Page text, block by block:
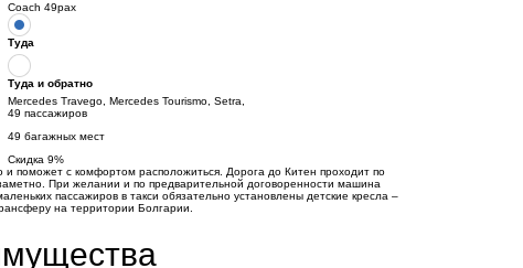
Coach 49pax
Туда
Туда и обратно
Mercedes Travego, Mercedes Tourismo, Setra,
49 пассажиров
49 багажных мест
Скидка 9%
и поможет с комфортом расположиться. Дорога до Китен проходит по
При желании и по предварительной договоренности машина
пассажиров в такси обязательно установлены детские кресла –
на территории Болгарии.